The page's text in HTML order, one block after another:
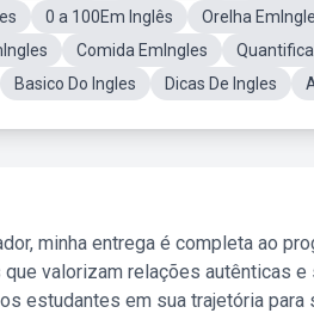
0 a 100Em Inglês Orelha
Comida EmIngles
Basico Do Ingles Dicas De Ingles
minha entrega é completa ao
valorizam relações autênticas
estudantes em sua trajetória